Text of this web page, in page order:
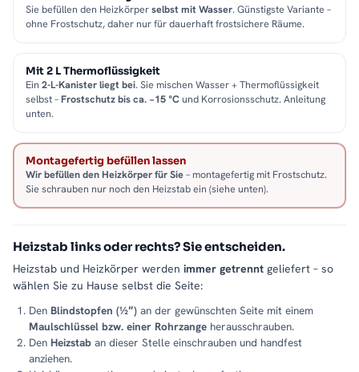
Sie befüllen den Heizkörperselbst mit Wasser. Günstigste Variante –
ohne Frostschutz, daher nur für dauerhaft frostsichere Räume.
Mit 2 L Thermoflüssigkeit
Ein 2-L-Kanister liegt bei. Sie mischen Wasser + Thermoflüssigkeit
selbst –Frostschutz bis ca. −15 °Cund Korrosionsschutz. Anleitung
unten.
Montagefertig befüllen lassen
Wir befüllen den Heizkörper für Sie– montagefertig mit Frostschutz.
Sie schrauben nur noch den Heizstab ein (siehe unten).
Heizstab links oder rechts? Sie entscheiden.
Heizstab und Heizkörper werden immer getrennt geliefert – so
wählen Sie zu Hause selbst die Seite:
Den Blindstopfen (½″) an der gewünschten Seite mit einem
Maulschlüssel bzw. einer Rohrzange herausschrauben.
Den Heizstab an dieser Stelle einschrauben und handfest
anziehen.